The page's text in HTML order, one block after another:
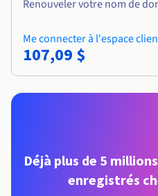
Renouveler votre nom de
Me connecter à l'espace
107,09 $
Déjà plus de 5
enregistrés